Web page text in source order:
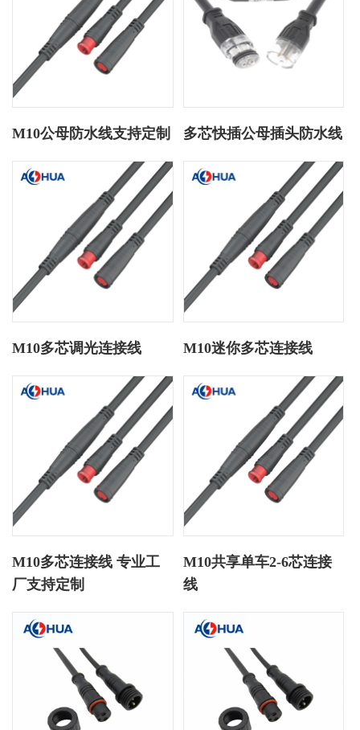
M10公母防水线支持定制 多芯快插公母插头防水线
M10多芯调光连接线 M10迷你多芯连接线
M10多芯连接线 专业工
厂支持定制
M10共享单车2-6芯连接
线